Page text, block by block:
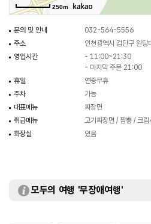
250m
문의 및 안내
032-564-5556
주소
인천광역시 검단구 원
영업시간
- 11:00~21:30
- 마지막 주문 21:00
휴일
연중무휴
주차
가능
대표메뉴
짜장면
취급메뉴
고기짜장면 / 짬뽕 / 크림
화장실
있음
모두의 여행 '무장애여행'